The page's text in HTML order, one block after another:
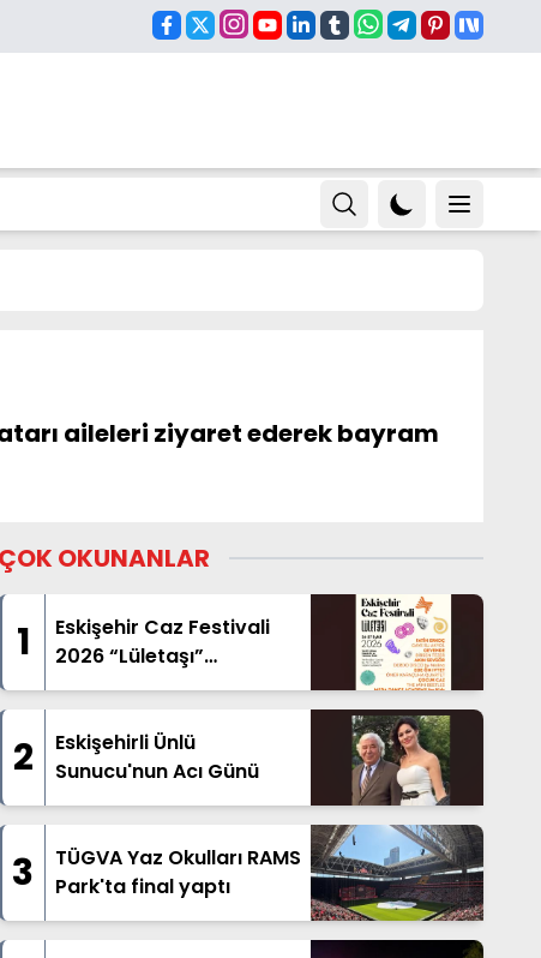
aileleri ziyaret ederek bayram
ÇOK OKUNANLAR
1
Eskişehir Caz Festivali
2026 “Lületaşı”
Temasıyla Geliyor
2
Eskişehirli Ünlü
Sunucu'nun Acı Günü
3
TÜGVA Yaz Okulları RAMS
Park'ta final yaptı